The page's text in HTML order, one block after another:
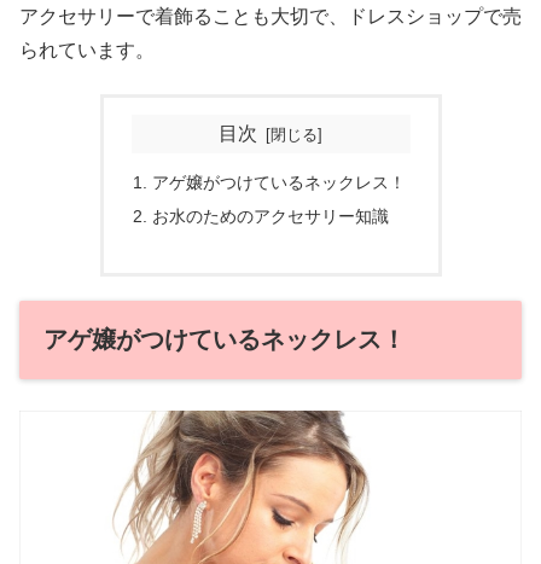
アクセサリーで着飾ることも大切で、ドレスショップで売
られています。
目次
アゲ嬢がつけているネックレス！
お水のためのアクセサリー知識
アゲ嬢がつけているネックレス！